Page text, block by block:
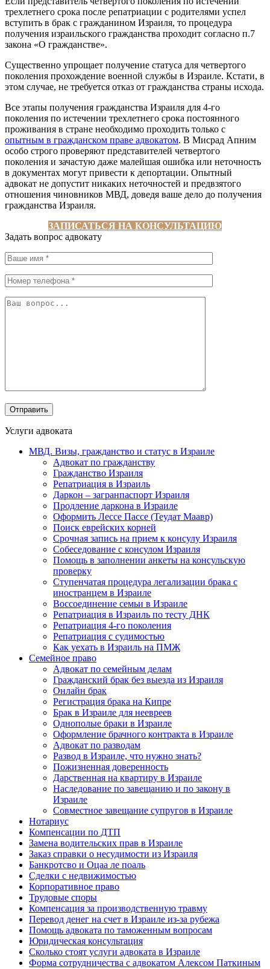
трехлетнего срока после репатриации с родителями успел
вступить в брак с гражданином Израиля, то процедура
получения израильского гражданства проходит согласно п.7
закона «О гражданстве».
Существенно упрощает получение статуса для четвертого
поколения прохождение военной службы в Израиле. Кстати, в
этом случае, не требуется отказ от гражданства страны исхода.
Все этапы получения гражданства Израиля для 4-го
поколения по истечении трехлетнего срока постоянного
проживания в стране необходимо проходить только с
опытным в гражданском праве адвокатом. В Мисрад Апним
особо строго проверяют представителей четвертого
поколения и зачастую даже малейшая ошибка или неточность
в документах могут привести к депортации. Опытный
адвокат не допустит никаких неточностей и предвзятого
отношения чиновников МВД, доведя ваше дело до получения
гражданства Израиля.
ЗАПИСАТЬСЯ НА КОНСУЛЬТАЦИЮ
Задать вопрос адвокату
Услуги адвоката
МВД. Визы, гражданство и статус в Израиле
Адвокат по гражданству
Гражданство Израиля
Репатриация в Израиль
Даркон – загранпаспорт Израиля
Продление даркона в Израиле
Оформить Лессе Пассе (Теудат Маавр)
Поиск еврейских корней
Срочная запись на прием к консулу Израиля
Собеседование с консулом Израиля
Помощь в заполнении анкеты на консульскую
проверку
Ступенчатая процедура легализации брака с
иностранцем в Израиле
Воссоединение семьи в Израиле
Репатриация в Израиль по тесту ДНК
Репатриация 4-го поколения
Репатриация с судимостью
Как уехать в Израиль на ПМЖ
Семейное право
Адвокат по семейным делам
Гражданский брак без выезда из Израиля
Онлайн брак
Регистрация брака на Кипре
Брак в Израиле для неевреев
Однополые браки в Израиле
Оформление брачного контракта в Израиле
Адвокат по разводам
Развод в Израиле, что нужно знать?
Пожизненная доверенность
Дарственная на квартиру в Израиле
Наследование по завещанию и по закону в
Израиле
Совместное завещание супругов в Израиле
Нотариус
Компенсации по ДТП
Замена водительских прав в Израиле
Заказ справки о несудимости из Израиля
Банкротсво и Оцаа ле поаль
Сделки с недвижимостью
Корпоративное право
Трудовые споры
Компенсация за производственную травму
Перевод денег на счет в Израиле из-за рубежа
Помощь адвоката по таможенным вопросам
Юридическая консультация
Сколько стоят услуги адвоката в Израиле
Форма сотрудничества с адвокатом Алексом Паткиным